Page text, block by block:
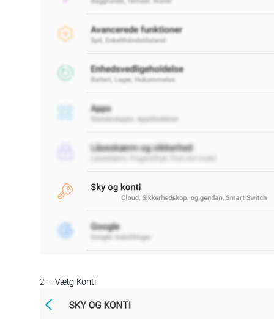
2 – Vælg Konti